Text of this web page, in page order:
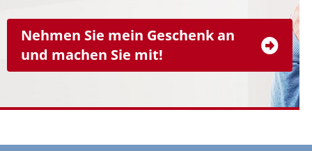
Nehmen Sie mein Geschenk an
und machen Sie mit!